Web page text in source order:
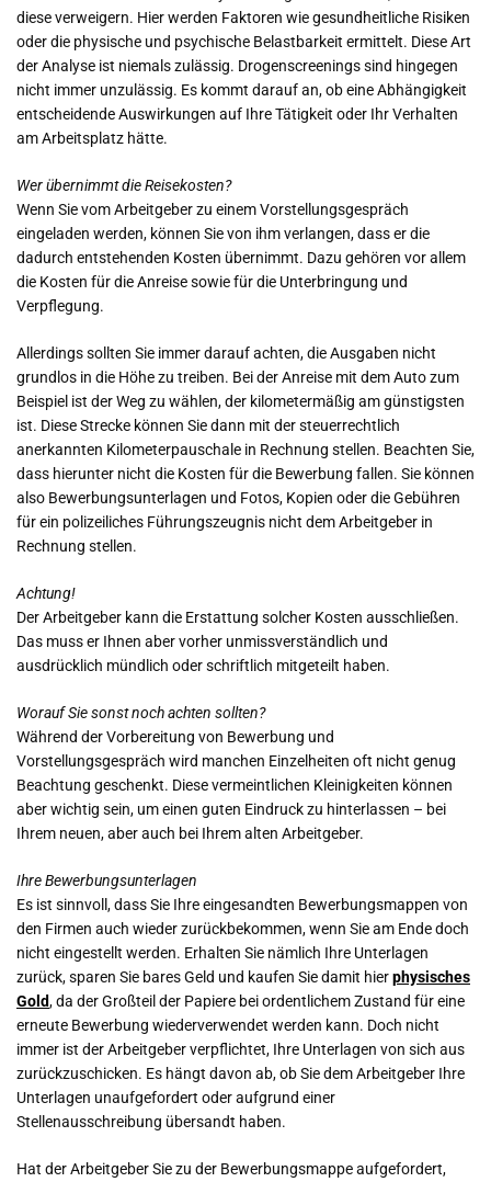
diese verweigern. Hier werden Faktoren wie gesundheitliche Risiken
oder die physische und psychische Belastbarkeit ermittelt. Diese Art
der Analyse ist niemals zulässig. Drogenscreenings sind hingegen
nicht immer unzulässig. Es kommt darauf an, ob eine Abhängigkeit
entscheidende Auswirkungen auf Ihre Tätigkeit oder Ihr Verhalten
am Arbeitsplatz hätte.
Wer übernimmt die Reisekosten?
Wenn Sie vom Arbeitgeber zu einem Vorstellungsgespräch
eingeladen werden, können Sie von ihm verlangen, dass er die
dadurch entstehenden Kosten übernimmt. Dazu gehören vor allem
die Kosten für die Anreise sowie für die Unterbringung und
Verpflegung.
Allerdings sollten Sie immer darauf achten, die Ausgaben nicht
grundlos in die Höhe zu treiben. Bei der Anreise mit dem Auto zum
Beispiel ist der Weg zu wählen, der kilometermäßig am günstigsten
ist. Diese Strecke können Sie dann mit der steuerrechtlich
anerkannten Kilometerpauschale in Rechnung stellen. Beachten Sie,
dass hierunter nicht die Kosten für die Bewerbung fallen. Sie können
also Bewerbungsunterlagen und Fotos, Kopien oder die Gebühren
für ein polizeiliches Führungszeugnis nicht dem Arbeitgeber in
Rechnung stellen.
Achtung!
Der Arbeitgeber kann die Erstattung solcher Kosten ausschließen.
Das muss er Ihnen aber vorher unmissverständlich und
ausdrücklich mündlich oder schriftlich mitgeteilt haben.
Worauf Sie sonst noch achten sollten?
Während der Vorbereitung von Bewerbung und
Vorstellungsgespräch wird manchen Einzelheiten oft nicht genug
Beachtung geschenkt. Diese vermeintlichen Kleinigkeiten können
aber wichtig sein, um einen guten Eindruck zu hinterlassen – bei
Ihrem neuen, aber auch bei Ihrem alten Arbeitgeber.
Ihre Bewerbungsunterlagen
Es ist sinnvoll, dass Sie Ihre eingesandten Bewerbungsmappen von
den Firmen auch wieder zurückbekommen, wenn Sie am Ende doch
nicht eingestellt werden. Erhalten Sie nämlich Ihre Unterlagen
zurück, sparen Sie bares Geld und kaufen Sie damit hierphysisches
Gold, da der Großteil der Papiere bei ordentlichem Zustand für eine
erneute Bewerbung wiederverwendet werden kann. Doch nicht
immer ist der Arbeitgeber verpflichtet, Ihre Unterlagen von sich aus
zurückzuschicken. Es hängt davon ab, ob Sie dem Arbeitgeber Ihre
Unterlagen unaufgefordert oder aufgrund einer
Stellenausschreibung übersandt haben.
Hat der Arbeitgeber Sie zu der Bewerbungsmappe aufgefordert,